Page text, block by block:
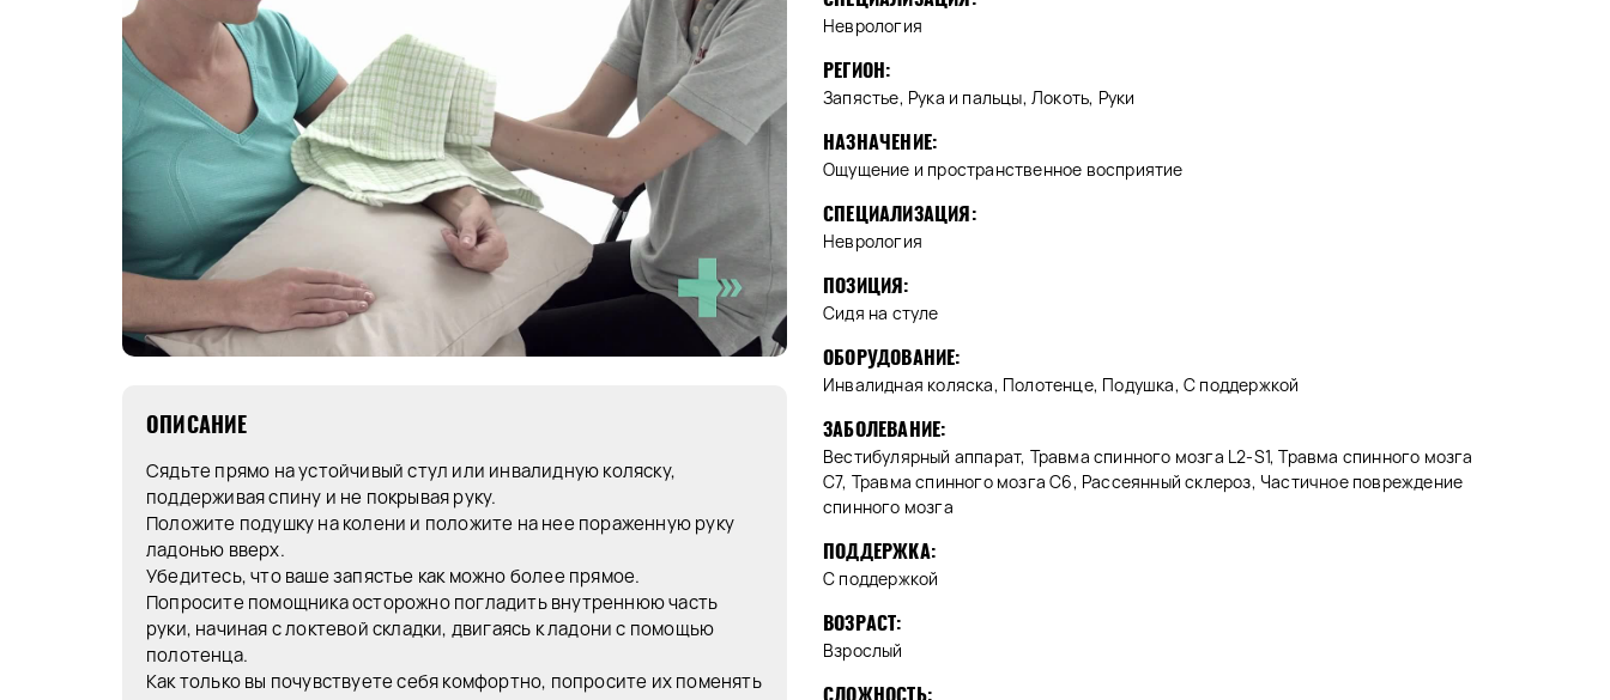
ОПИСАНИЕ
Сядьте прямо на устойчивый стул или инвалидную коляску,
поддерживая спину и не покрывая руку.
Положите подушку на колени и положите на нее пораженную руку
ладонью вверх.
Убедитесь, что ваше запястье как можно более прямое.
Попросите помощника осторожно погладить внутреннюю часть
руки, начиная с локтевой складки, двигаясь к ладони с помощью
полотенца.
Как только вы почувствуете себя комфортно, попросите их поменять
Неврология
РЕГИОН:
Запястье, Рука и пальцы, Локоть, Руки
НАЗНАЧЕНИЕ:
Ощущение и пространственное восприятие
СПЕЦИАЛИЗАЦИЯ:
Неврология
ПОЗИЦИЯ:
Сидя на стуле
ОБОРУДОВАНИЕ:
Инвалидная коляска, Полотенце, Подушка, С поддержкой
ЗАБОЛЕВАНИЕ:
Вестибулярный аппарат, Травма спинного мозга L2-S1, Травма спинного мозга
C7, Травма спинного мозга C6, Рассеянный склероз, Частичное повреждение
спинного мозга
ПОДДЕРЖКА:
С поддержкой
ВОЗРАСТ:
Взрослый